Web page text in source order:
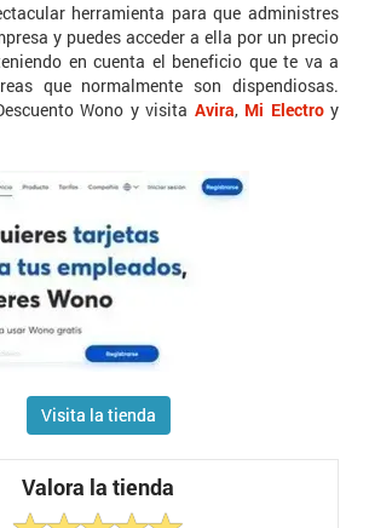
herramienta para que administres
y puedes acceder a ella por un precio
en cuenta el beneficio que te va a
que normalmente son dispendiosas.
Wono y visita Avira, Mi Electroy
Visita la tienda
Valora la tienda